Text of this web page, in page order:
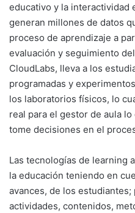
educativo y la interactividad
generan millones de datos
proceso de aprendizaje a
evaluación y seguimiento
CloudLabs, lleva a los
programadas y
los laboratorios físicos, lo
real para el gestor de aula
tome decisiones en el
Las tecnologías de learning
la educación teniendo en
avances, de los
actividades, contenidos,